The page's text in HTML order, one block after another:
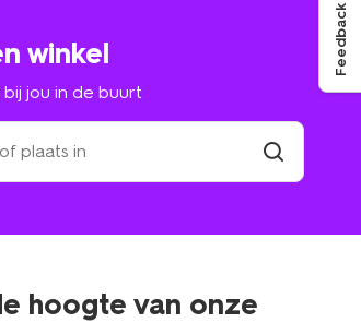
winkel
jou in de buurt
hoogte van onze
Feedback